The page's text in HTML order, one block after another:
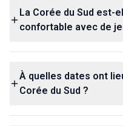
La Corée du Sud est-
confortable avec de
À quelles dates ont
Corée du Sud ?